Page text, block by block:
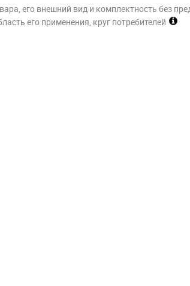
его внешний вид и комплектность без
его применения, круг потребителей